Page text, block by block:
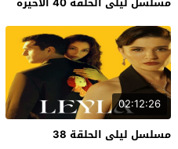
02:12:26
مسلسل ليلى الحلقة 38